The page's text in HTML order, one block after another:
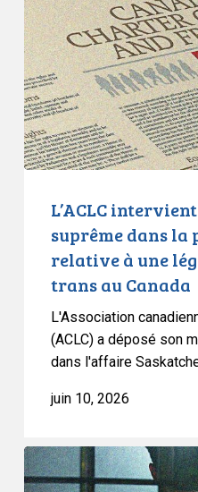
la
Cour
suprême
dans
la
première
affaire
législation
trans
Canada
L’ACLC
suprême dans
relative à une
trans au Canada
L'Association
(ACLC) a déposé son
dans l'affaire
juin 10, 2026
L’ACLC
demande